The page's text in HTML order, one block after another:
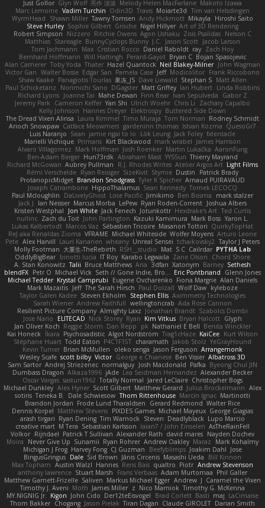
Just Gollor Glyn Wolf 亮作 淡波 Melody Helen MacFarlane Makoto Izawa
Marc Lemoine Vadim Turchin Odin3D Travis Moiarte3d Tim van Helsdingen
WyrmHead
Shawn Miller Tawny Tomsen Andy Hickmott Mikayla
Hiroshi Saito
Steve Hurley Sophie Gilbert Grische Nigel Hillyer Art of 3D Rendering
Robert Simpson
Nizzero Ritchie Owens Agon Ushaku Zisis Psalidas Nelson C
Matthias Stareagle BunnyCyclops Bunny J.C. Jason Scott Jacob Larson
Tom Jachmann
Max Cristian Rocco Daniel Raboldt ray Zach Hoy
Bernhard Hoffmann Will Hattingh Perard-Gayot Bryan C Bojan Spasojevic
Alan Camerer Toby Yoda Thater Hazel Quantock Neil Blakey-Milner John Wagman
Victor Gan Walter Bosse Edgar San Pamela Case Jeff Modicolitor Frank Riccobono
Shaw Kaake Panagiotis Tourlas 果冻_JS Dave Liewald Stephan S Matt Allen
Paul Schicketanz
Norimichi Sano DGagster Matt Griffey Ian Hubert Linda Robbins
Richard Lyons Joanne Tai Mahe Dewan Finn Bear Ivan Sepulveda
Gabor Z
Jeremy Park
Cameron Keffer Yan Shi Ulrich Woehr Chris Li
Zachary Capalbo
Kelly Johnson Hannes Dreyer Elektrospy Buttered Side Down
The Dread Vixen Alinsa Laura Kimmel Timo Muraja Tom Norman Rodney Schmidt
Arioch Snowpaw Catface Meowmers gardeninn thomas Istvan Kozma QuesoGr7
Luis Naranjo Sean jamie ngai to lo Lök Leung Jack Foley fxtentacle
Marielli Vichique Primaris Kirt Blackwood mark wrabel James Harrison
Alvaro Villagomez Mark Hoffman Josh Roenker Martin Lukačka AaronFung
Ben-Adam Berger Hun73rdk Abraham Mast YYSSun Thierry Mayrand
Richard McGowan Aubrey Pullman R.J. Rhodes Writes Atelier Argos Art Light Films
Rémi Verschelde Ryan Reisiger SizeKivit Stymie Dustin
Patrick Brady
ProtanopicMidget Brandon Snodgrass Tyler K Spicher Arnaud PUIRAVAUD
Joseph Catrambone HippoThalamus Sean Kennedy Tomek LECOCQ
Paul Mcloughlin
DaLivelyGhost Lose Pacific Jimikimo Ben Bosma
mark stalzer
Jack J
Ian Neisser Marcus Morba LePew Ryan Roden-Corrent Joshua Albers
Kristen Westphal
Jon White Jack Fenech Jotunkottr Hexdrake's Art Ted Curtis
nullinc Zach du Toit John Partington Kazuki Kamimura Mark Boss Yaron L.
Lukas Kalbertodt Marcos Vaz Sébastien Tricoire Masanori Tottori QuirkyTopHat
ReJ aka Renaldas Zioma VFRAME Michael Whiteside Wolfer Moyens Arturo Leone
Pete Alex Harvill Lauri Kananen wheany Unreal Sensei tchaikovsky2 Taylor J Peters
Molly Footman 大重生-TheRebirth RSH__studio Mat S C Cailrdar PYTHA Lab
OddlyBigBear binotti lucia IT Roy Karabo Legwaila Zane Olson
Chord Shore
A. Stan Konowitz Talii Bruce Matthews Aria 3dfan Xatonym Barney Sethesh
blendFX Petr O Michael Vick Seth // Gone Indie, Bro... Eric Pontbriand
Glenn Jones
Michael Tedder Krystal Camprubi Eugene Ovcharenko Fiona Margrie Alan Daniels
Mark Mazaitis Jeff The Sarah Hirsch Paul Dolzall Wolf Daw kyleboze
Taylor Galen Kadee Steven Ekholm Stephen Ellis Aximmetry Technologies
Sarah Wiener Andrew Faithfull wellingtoncrab Ada Rose Cannon
Resilient Picture Company Almighty Laxz Jonathan Brandt Szabolcs Dombi
Jose Nario
ELITECAD Nick Storey Ryan Kim Vitkus Bryan Halcott Glyph
Jan Oliver Koch Reggie Storm Dan Repp pk Nathaniel E Bell Benita Winckler
Kai Honeck Íkara Psychosadistic Algot Nordström Trag1cHaze KaiCee Kurt Wilson
Stéphane Huart Todd Eaton P4C1F15T charamath Jakob Stolz YeGrayHound
Kevin Turner Brian McMullen oleko senga Jason Ferguson Arrangemonk
Wesley Scafe scott bilby Victor George e Chianese Ben Visser Albatross 3D
Sam Sartor Andrej Striezenec normalguy Josh Macdonald Pafka Byeong Chul JIN
Dumbass Dragon Alkaza1996 jAde Lea Seidman Hernandez Alexander Becker
Oscar Vargas sastun1962 Totally Normal Jared LeClaire Christopher Bogs
Michael Dunkley Alex Hyner Scott Gilbert Matthew Gerard Julius Brockelmann Alex
sotiris Teneka B. Dale Schwiesow Thom Rittenhouse Marcin Ignac Martinotti
Brandon Jordan Frode Lund Tharaldsen Gerard Redmond Walter Rice
Dennis Korpel Matthew Stevens PIXDES Games Michael Mayeux George Giagias
arash tirgari Ryan Dening Tim Warnock Steven Deadlyblack Lupo Marcio
creative mart M Tera Sebastian Karlsson Iaian7 / John Einselen AsTheRainFell
Volkor Rijndael Patrick T Sullivan Alexander Rath david mares Nayden Dochev
Moira
Never Give Up Sunamii Ryan Rohrer Andrew Oakley Maraz
Mark Kohalmy
Michigan J Frog Harvey Fong CJ Guzman Beefyblimps Joakim Dahl Jose
BingusGringus Dale Sid Brown Jānis Circenis Masashi Ueda
Bill Kinnon
Max Topham Austin Walzl Hannes Rens Bais qualtro Piotr Andrew Stevenson
anthony lawrence Stuart Marsh Frans Verbaas Adam Murtomaa Phil Galler
Matthew Garnett-Frizelle Saliven Markus Michael Egger Andrew J Caramel the Vixen
Timothy J. Aveni Moth James Miller z Nico Marniok Timothy G. McKenna
MY.NIGNIG Jr. Kigon John Cido Der12teEisvogel Brad Corlett Basti maj LaCimaise
Thom Bakker Chogang Jason Pielak Tiran Dagan Claude GIROLET Darian Smith